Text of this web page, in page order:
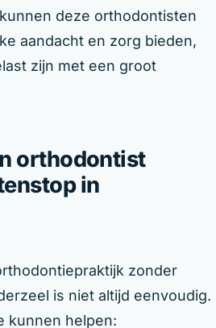
deze orthodontisten
aandacht en zorg bieden,
zijn met een groot
orthodontist
in
zonder
is niet altijd eenvoudig.
kunnen helpen: